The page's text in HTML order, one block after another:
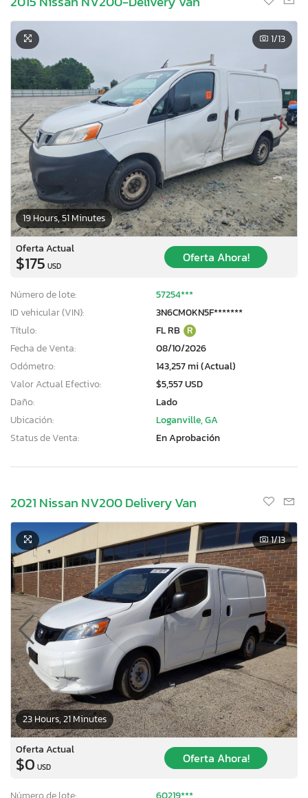
19 Hours, 51 Minutes
1/13
Oferta Actual
$175 USD
Oferta Ahora!
Número de lote:
57254***
ID vehicular (VIN):
3N6CM0KN5F*******
Título:
FL RB R
Fecha de Venta:
08/10/2026
Odómetro:
143,257 mi (Actual)
Valor Actual Efectivo:
$5,557 USD
Daño:
Lado
Ubicación:
Loganville, GA
Status de Venta:
En Aprobación
2021 Nissan NV200 Delivery Van
23 Hours, 21 Minutes
1/13
Oferta Actual
$0 USD
Oferta Ahora!